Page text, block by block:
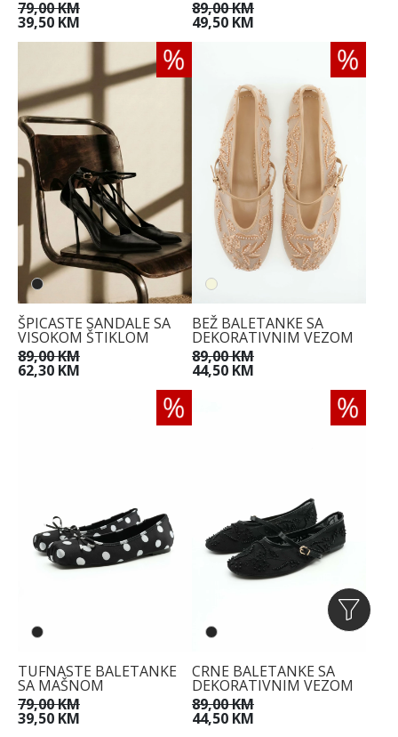
79,00 KM
39,50 KM
89,00 KM
49,50 KM
ŠPICASTE SANDALE SA
VISOKOM ŠTIKLOM
89,00 KM
62,30 KM
BEŽ BALETANKE SA
DEKORATIVNIM VEZOM
89,00 KM
44,50 KM
TUFNASTE BALETANKE
SA MAŠNOM
79,00 KM
39,50 KM
CRNE BALETANKE SA
DEKORATIVNIM VEZOM
89,00 KM
44,50 KM